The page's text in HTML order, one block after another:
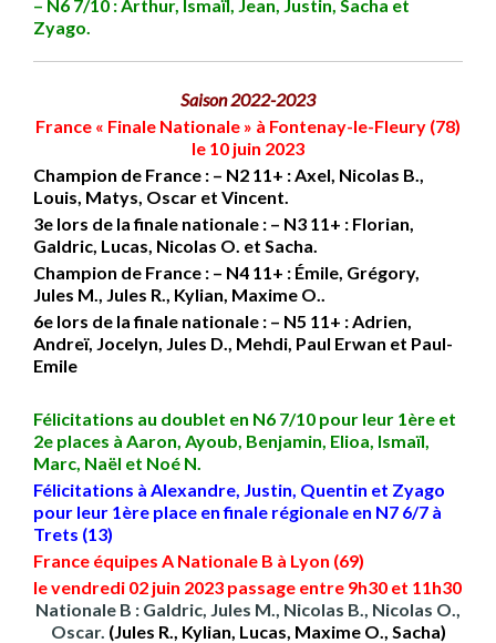
– N6 7/10 : Arthur, Ismaïl, Jean, Justin, Sacha et
Zyago.
Saison 2022-2023
France « Finale Nationale » à Fontenay-le-Fleury (78)
le 10 juin 2023
Champion de France : – N2 11+ : Axel, Nicolas B.,
Louis, Matys, Oscar et Vincent.
3e lors de la finale nationale : – N3 11+ : Florian,
Galdric, Lucas, Nicolas O. et Sacha.
Champion de France : – N4 11+ : Émile, Grégory,
Jules M., Jules R., Kylian, Maxime O..
6e lors de la finale nationale : – N5 11+ : Adrien,
Andreï, Jocelyn, Jules D., Mehdi, Paul Erwan et Paul-
Emile
Félicitations au doublet en N6 7/10 pour leur 1ère et
2e places à Aaron, Ayoub, Benjamin, Elioa, Ismaïl,
Marc, Naël et Noé N.
Félicitations à Alexandre, Justin, Quentin et Zyago
pour leur 1ère place en finale régionale en N7 6/7 à
Trets (13)
France équipes A Nationale B à Lyon (69)
le vendredi 02 juin 2023 passage entre 9h30 et 11h30
Nationale B : Galdric, Jules M., Nicolas B., Nicolas O.,
Oscar. (Jules R., Kylian, Lucas, Maxime O., Sacha)